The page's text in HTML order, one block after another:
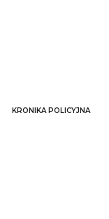
KRONIKA POLICYJNA